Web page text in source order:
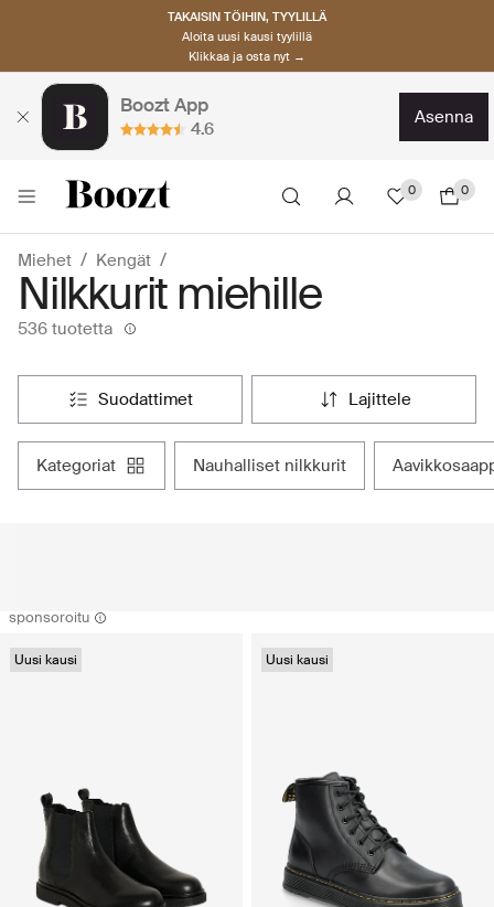
TAKAISIN TÖIHIN, TYYLILLÄ
Aloita uusi kausi tyylillä
Klikkaa ja osta nyt →
Boozt App
4.6
asenna
0 0
Miehet Kengät
Nilkkurit miehille
536 tuotetta
suodattimet lajittele
kategoriat nauhalliset nilkkurit
sponsoroitu
Uusi kausi Uusi kausi